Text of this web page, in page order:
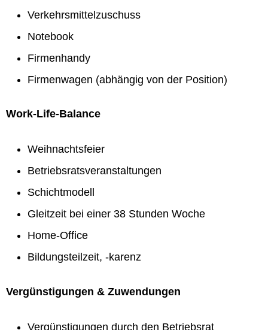
Verkehrsmittelzuschuss
Notebook
Firmenhandy
Firmenwagen (abhängig von der Position)
Work-Life-Balance
Weihnachtsfeier
Betriebsratsveranstaltungen
Schichtmodell
Gleitzeit bei einer 38 Stunden Woche
Home-Office
Bildungsteilzeit, -karenz
Vergünstigungen & Zuwendungen
Vergünstigungen durch den Betriebsrat